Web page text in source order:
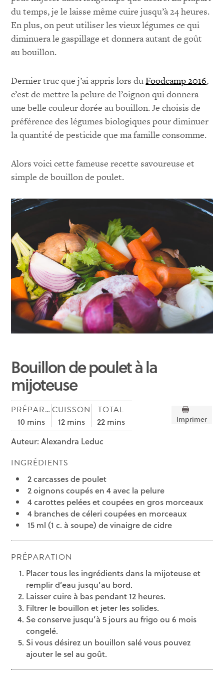
du temps, je le laisse même cuire jusqu’à 24 heures.
En plus, on peut utiliser les vieux légumes ce qui
diminuera le gaspillage et donnera autant de goût
au bouillon.
Dernier truc que j’ai appris lors duFoodcamp 2016,
c’est de mettre la pelure de l’oignon qui donnera
une belle couleur dorée au bouillon. Je choisis de
préférence des légumes biologiques pour diminuer
la quantité de pesticide que ma famille consomme.
Alors voici cette fameuse recette savoureuse et
simple de bouillon de poulet.
Bouillon de poulet à la
mijoteuse
Imprimer
PRÉPARATION
10 mins
CUISSON
12 mins
TOTAL
22 mins
Auteur:Alexandra Leduc
INGRÉDIENTS
2 carcasses de poulet
2 oignons coupés en 4 avec la pelure
4 carottes pelées et coupées en gros morceaux
4 branches de céleri coupées en morceaux
15 ml (1 c. à soupe) de vinaigre de cidre
PRÉPARATION
Placer tous les ingrédients dans la mijoteuse et
remplir d’eau jusqu’au bord.
Laisser cuire à bas pendant 12 heures.
Filtrer le bouillon et jeter les solides.
Se conserve jusqu’à 5 jours au frigo ou 6 mois
congelé.
Si vous désirez un bouillon salé vous pouvez
ajouter le sel au goût.